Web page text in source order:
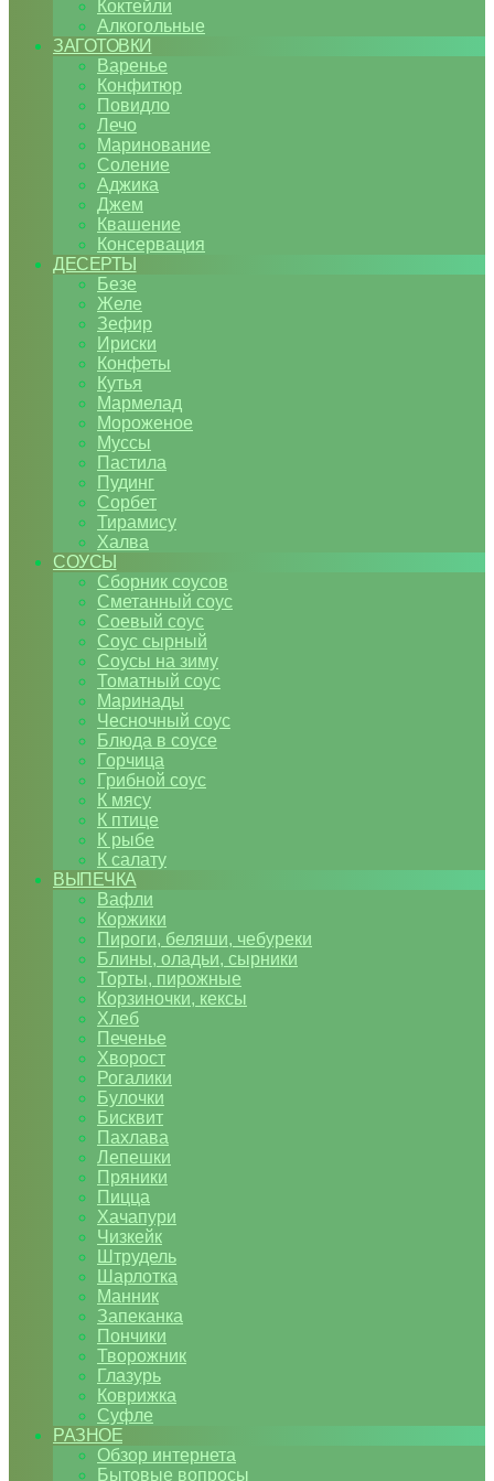
Коктейли
Алкогольные
ЗАГОТОВКИ
Варенье
Конфитюр
Повидло
Лечо
Маринование
Соление
Аджика
Джем
Квашение
Консервация
ДЕСЕРТЫ
Безе
Желе
Зефир
Ириски
Конфеты
Кутья
Мармелад
Мороженое
Муссы
Пастила
Пудинг
Сорбет
Тирамису
Халва
СОУСЫ
Сборник соусов
Сметанный соус
Соевый соус
Соус сырный
Соусы на зиму
Томатный соус
Маринады
Чесночный соус
Блюда в соусе
Горчица
Грибной соус
К мясу
К птице
К рыбе
К салату
ВЫПЕЧКА
Вафли
Коржики
Пироги, беляши, чебуреки
Блины, оладьи, сырники
Торты, пирожные
Корзиночки, кексы
Хлеб
Печенье
Хворост
Рогалики
Булочки
Бисквит
Пахлава
Лепешки
Пряники
Пицца
Хачапури
Чизкейк
Штрудель
Шарлотка
Манник
Запеканка
Пончики
Творожник
Глазурь
Коврижка
Суфле
РАЗНОЕ
Обзор интернета
Бытовые вопросы